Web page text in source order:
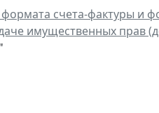
счета-фактуры и
имущественных прав
"